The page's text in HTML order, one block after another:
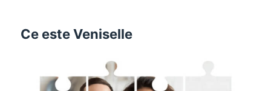
Ce este Veniselle